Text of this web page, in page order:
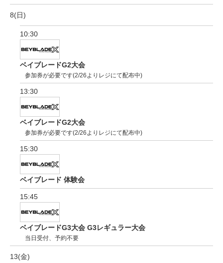
8(日)
10:30
ベイブレードG2大会
参加券が必要です(2/26よりレジにて配布中)
13:30
ベイブレードG2大会
参加券が必要です(2/26よりレジにて配布中)
15:30
ベイブレード 体験会
15:45
ベイブレードG3大会 G3レギュラー大会
当日受付、予約不要
13(金)